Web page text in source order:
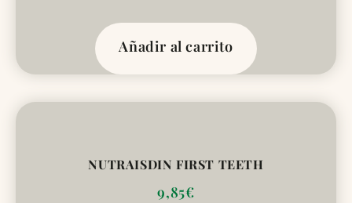
Añadir al carrito
NUTRAISDIN FIRST TEETH
9,85€